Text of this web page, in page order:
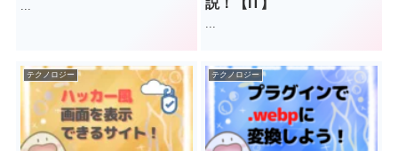
テクノロジー テクノロジー